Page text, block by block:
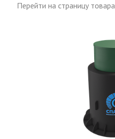
Перейти на страницу товара